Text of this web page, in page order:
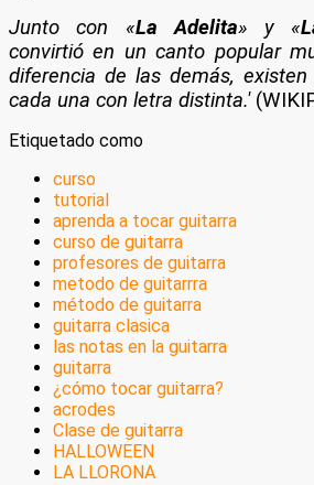
Junto con «La Adelita» y «
convirtió en un canto popular
diferencia de las demás, existen
cada una con letra distinta.'
Etiquetado como
curso
tutorial
aprenda a tocar guitarra
curso de guitarra
profesores de guitarra
metodo de guitarrra
método de guitarra
guitarra clasica
las notas en la guitarra
guitarra
¿cómo tocar guitarra?
acrodes
Clase de guitarra
HALLOWEEN
LA LLORONA